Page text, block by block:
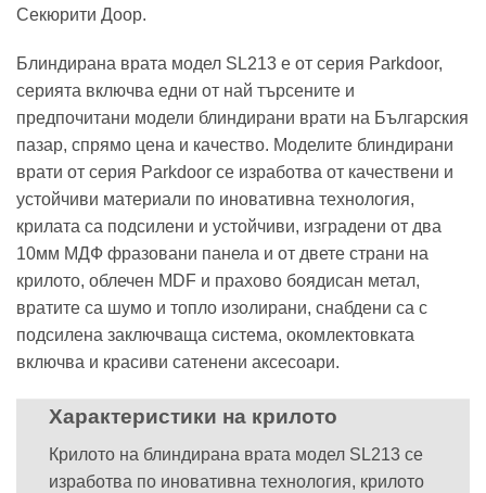
Секюрити Доор.
Блиндирана врата модел SL213 е от серия Parkdoor,
серията включва едни от най търсените и
предпочитани модели блиндирани врати на Българския
пазар, спрямо цена и качество. Моделите блиндирани
врати от серия Parkdoor се изработва от качествени и
устойчиви материали по иновативна технология,
крилата са подсилени и устойчиви, изградени от два
10мм МДФ фразовани панела и от двете страни на
крилото, облечен MDF и прахово боядисан метал,
вратите са шумо и топло изолирани, снабдени са с
подсилена заключваща система, окомлектовката
включва и красиви сатенени аксесоари.
Характеристики на крилото
Крилото на блиндирана врата модел SL213 се
изработва по иновативна технология, крилото